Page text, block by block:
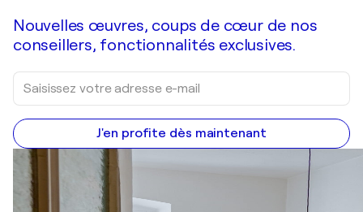
Nouvelles œuvres, coups de cœur de nos
conseillers, fonctionnalités exclusives.
J'en profite dès maintenant